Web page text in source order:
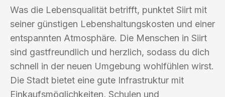
Was die Lebensqualität betrifft, punktet Siirt mit
seiner günstigen Lebenshaltungskosten und einer
entspannten Atmosphäre. Die Menschen in Siirt
sind gastfreundlich und herzlich, sodass du dich
schnell in der neuen Umgebung wohlfühlen wirst.
Die Stadt bietet eine gute Infrastruktur mit
Einkaufsmöglichkeiten, Schulen und